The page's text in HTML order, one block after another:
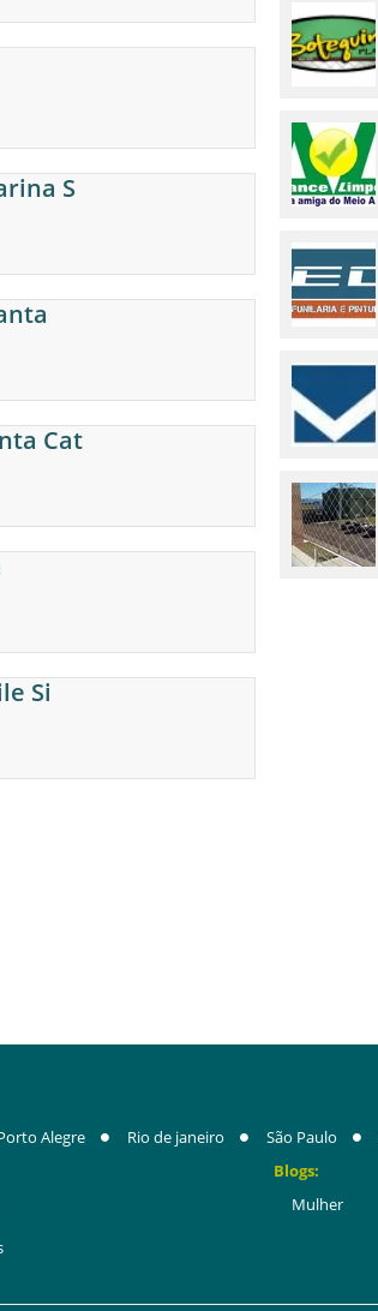
S
Cat
Si
Alegre Rio de janeiro São Paulo
Blogs:
Mulher